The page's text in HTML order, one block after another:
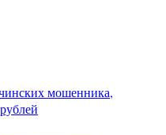
мошенника,